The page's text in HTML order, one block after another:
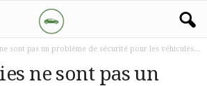
sont pas un problème de sécurité pour les véhicules...
ne sont pas un